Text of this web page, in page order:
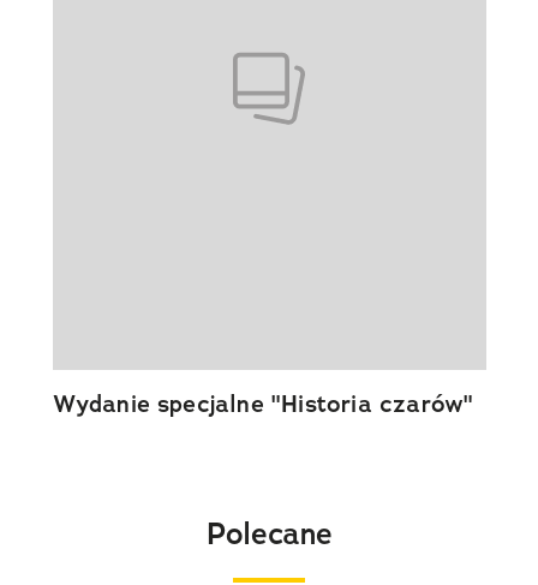
Wydanie specjalne "Historia czarów"
Polecane